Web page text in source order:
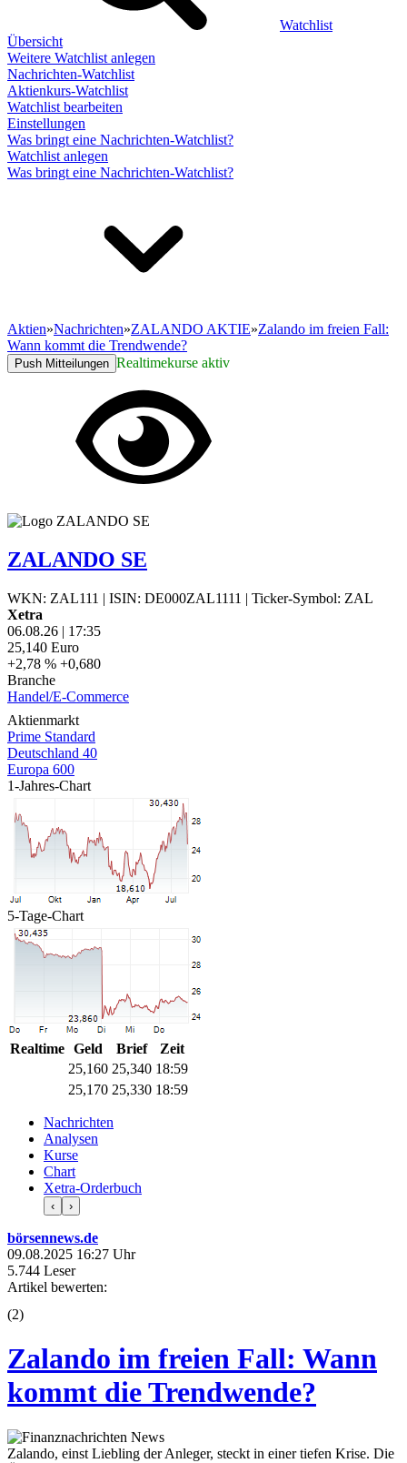
Watchlist
Übersicht
Weitere Watchlist anlegen
Nachrichten-Watchlist
Aktienkurs-Watchlist
Watchlist bearbeiten
Einstellungen
Was bringt eine Nachrichten-Watchlist?
Watchlist anlegen
Was bringt eine Nachrichten-Watchlist?
Aktien»Nachrichten»ZALANDO AKTIE»Zalando im freien Fall:
Wann kommt die Trendwende?
Push Mitteilungen Realtimekurse aktiv
ZALANDO SE
WKN: ZAL111 | ISIN: DE000ZAL1111 | Ticker-Symbol: ZAL
Xetra
06.08.26 | 17:35
25,140 Euro
+2,78 % +0,680
Branche
Handel/E-Commerce
Aktienmarkt
Prime Standard
Deutschland 40
Europa 600
1-Jahres-Chart
5-Tage-Chart
Realtime Geld Brief
Zeit
25,160 25,340 18:59
25,170 25,330 18:59
Nachrichten
Analysen
Kurse
Chart
Xetra-Orderbuch
‹ ›
börsennews.de
09.08.2025 16:27 Uhr
5.744 Leser
Artikel bewerten:
(2)
Zalando im freien Fall: Wann
kommt die Trendwende?
Zalando, einst Liebling der Anleger, steckt in einer tiefen Krise. Die